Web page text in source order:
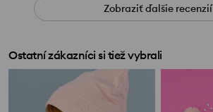
Zobraziť ďalšie recenzií
Ostatní zákazníci si tiež vybrali